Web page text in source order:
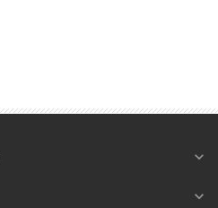
expand_more
expand_more